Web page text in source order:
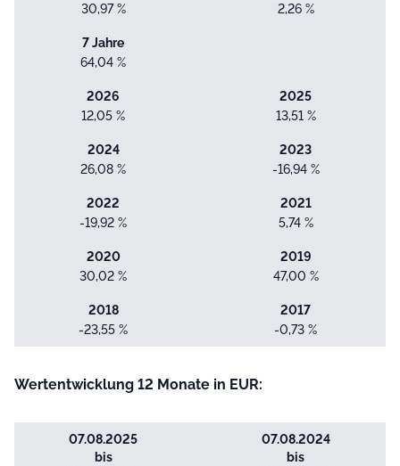
30,97 %
2,26 %
7 Jahre
64,04 %
2026
12,05 %
2025
13,51 %
2024
26,08 %
2023
-16,94 %
2022
-19,92 %
2021
5,74 %
2020
30,02 %
2019
47,00 %
2018
-23,55 %
2017
-0,73 %
Wertentwicklung 12 Monate in EUR:
07.08.2025
bis
07.08.2024
bis